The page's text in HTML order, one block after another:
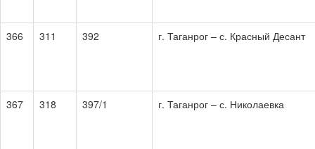
366 311 392 г. Таганрог – с. Красный Десант
367 318 397/1 г. Таганрог – с. Николаевка